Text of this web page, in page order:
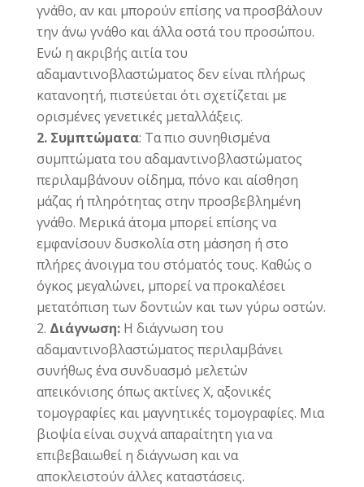
γνάθο, αν και μπορούν επίσης να προσβάλουν
την άνω γνάθο και άλλα οστά του προσώπου.
Ενώ η ακριβής αιτία του
αδαμαντινοβλαστώματος δεν είναι πλήρως
κατανοητή, πιστεύεται ότι σχετίζεται με
ορισμένες γενετικές μεταλλάξεις.
2. Συμπτώματα: Τα πιο συνηθισμένα
συμπτώματα του αδαμαντινοβλαστώματος
περιλαμβάνουν οίδημα, πόνο και αίσθηση
μάζας ή πληρότητας στην προσβεβλημένη
γνάθο. Μερικά άτομα μπορεί επίσης να
εμφανίσουν δυσκολία στη μάσηση ή στο
πλήρες άνοιγμα του στόματός τους. Καθώς ο
όγκος μεγαλώνει, μπορεί να προκαλέσει
μετατόπιση των δοντιών και των γύρω οστών.
Διάγνωση:Η διάγνωση του
αδαμαντινοβλαστώματος περιλαμβάνει
συνήθως ένα συνδυασμό μελετών
απεικόνισης όπως ακτίνες Χ, αξονικές
τομογραφίες και μαγνητικές τομογραφίες. Μια
βιοψία είναι συχνά απαραίτητη για να
επιβεβαιωθεί η διάγνωση και να
αποκλειστούν άλλες καταστάσεις.